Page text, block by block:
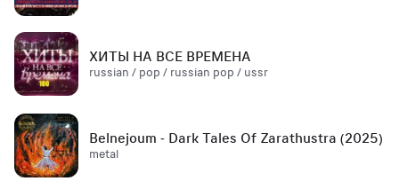
ХИТЫ НА ВСЕ ВРЕМЕНА
russian / pop / russian pop / ussr
Belnejoum - Dark Tales Of Zarathustra (2025)
metal